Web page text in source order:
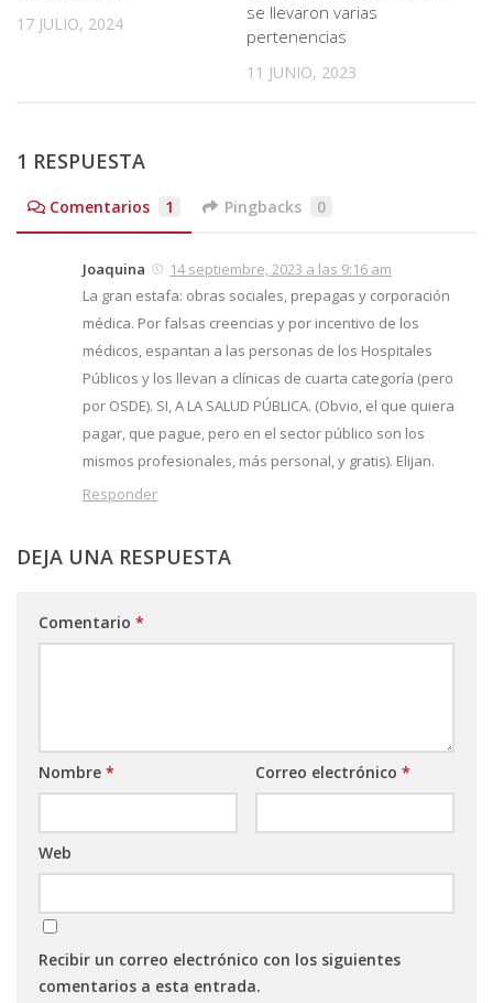
17 JULIO, 2024
se llevaron varias
pertenencias
11 JUNIO, 2023
1 RESPUESTA
Comentarios 1 Pingbacks 0
Joaquina
14 septiembre, 2023 a las 9:16 am
La gran estafa: obras sociales, prepagas y corporación
médica. Por falsas creencias y por incentivo de los
médicos, espantan a las personas de los Hospitales
Públicos y los llevan a clínicas de cuarta categoría (pero
por OSDE). SI, A LA SALUD PÚBLICA. (Obvio, el que quiera
pagar, que pague, pero en el sector público son los
mismos profesionales, más personal, y gratis). Elijan.
Responder
DEJA UNA RESPUESTA
Comentario *
Nombre * Correo electrónico *
Web
Recibir un correo electrónico con los siguientes
comentarios a esta entrada.